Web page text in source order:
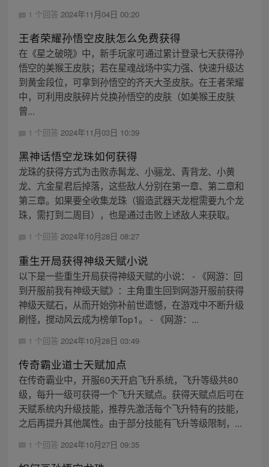
1 个回答 2024年11月04日 00:20
王者荣耀孙悟空皮肤怎么免费获得
在《星之破晓》中，新手玩家可通过累计登录七天获得孙
悟空的美猴王皮肤；若在星魂战场中实力强、快速升级达
到黄金段位，可拿到孙悟空的齐天大圣皮肤。在王者荣耀
中，可利用皮肤碎片兑换孙悟空的皮肤（如美猴王皮肤
曾...
1 个回答 2024年11月03日 10:39
黑神话悟空龙珠如何获得
龙珠的获得方式为击败赤髯龙、小骊龙、青背龙、小黄
龙、亢金星君后掉落，这些敌人分别在第一章、第二章和
第三章。如果要全收集龙珠（锻造武器天龙棍需要九个龙
珠，需打到二周目），也是通过击败上述敌人来获取。
1 个回答 2024年10月28日 08:27
重生开局获得神级天赋小说
以下是一些重生开局获得神级天赋的小说： - 《网游：回
到开服前我有神级天赋》：主角重生回到网游开服前获得
神级天赋石，从而开始弥补前世遗憾，在游戏中不断升级
刷怪，搅动风云成为榜单Top1。 - 《网游：...
1 个回答 2024年10月28日 03:49
传奇霸业道士天赋加点
在传奇霸业中，开服60天开启飞升系统，飞升等级共80
级，每升一级可获得一个飞升天赋点。获得天赋点后可在
天赋系统内升级技能，推荐先激活每个飞升特有的技能，
之后再提升其他属性。由于部分技能有飞升等级限制，...
1 个回答 2024年10月27日 09:35